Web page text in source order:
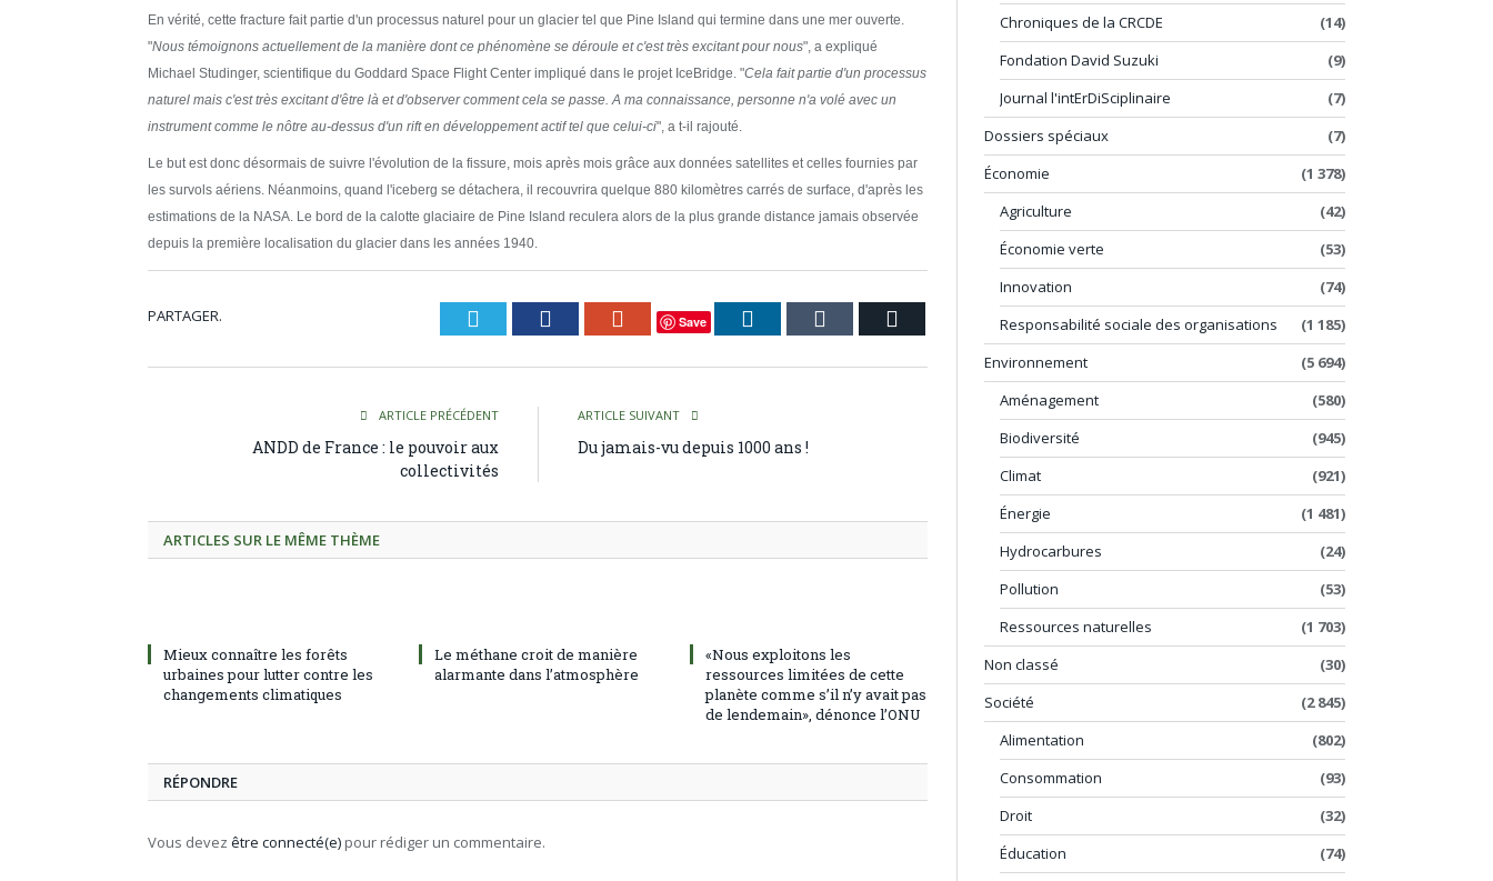
En vérité, cette fracture fait partie d'un processus naturel pour un glacier tel que Pine Island qui termine dans une mer ouverte.
"Nous témoignons actuellement de la manière dont ce phénomène se déroule et c'est très excitant pour nous", a expliqué
Michael Studinger, scientifique du Goddard Space Flight Center impliqué dans le projet IceBridge. "Cela fait partie d'un processus
naturel mais c'est très excitant d'être là et d'observer comment cela se passe. A ma connaissance, personne n'a volé avec un
instrument comme le nôtre au-dessus d'un rift en développement actif tel que celui-ci", a t-il rajouté.
Le but est donc désormais de suivre l'évolution de la fissure, mois après mois grâce aux données satellites et celles fournies par
les survols aériens. Néanmoins, quand l'iceberg se détachera, il recouvrira quelque 880 kilomètres carrés de surface, d'après les
estimations de la NASA. Le bord de la calotte glaciaire de Pine Island reculera alors de la plus grande distance jamais observée
depuis la première localisation du glacier dans les années 1940.
PARTAGER. Twitter Facebook Google+
Save LinkedIn Tumblr
ARTICLE PRÉCÉDENT
ANDD de France : le pouvoir aux
collectivités
ARTICLE SUIVANT
Du jamais-vu depuis 1000 ans !
ARTICLES SUR LE MÊME THÈME
Mieux connaître les forêts
urbaines pour lutter contre les
changements climatiques
Le méthane croit de manière
alarmante dans l’atmosphère
«Nous exploitons les
ressources limitées de cette
planète comme s’il n’y avait pas
de lendemain», dénonce l’ONU
RÉPONDRE
Vous devez être connecté(e) pour rédiger un commentaire.
Chroniques de la CRCDE
(14)
Fondation David Suzuki
(9)
Journal l'intErDiSciplinaire
(7)
Dossiers spéciaux
(7)
Économie
(1 378)
Agriculture
(42)
Économie verte
(53)
Innovation
(74)
Responsabilité sociale des organisations
(1 185)
Environnement
(5 694)
Aménagement
(580)
Biodiversité
(945)
Climat
(921)
Énergie
(1 481)
Hydrocarbures
(24)
Pollution
(53)
Ressources naturelles
(1 703)
Non classé
(30)
Société
(2 845)
Alimentation
(802)
Consommation
(93)
Droit
(32)
Éducation
(74)